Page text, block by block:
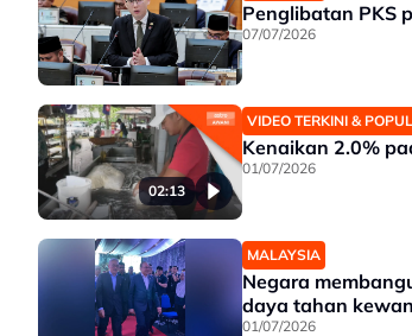
Penglibatan PKS
07/07/2026
02:13
VIDEO TERKINI &
Kenaikan 2.0%
01/07/2026
MALAYSIA
Negara
daya tahan
01/07/2026